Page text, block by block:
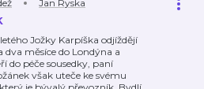
Jan Ryska
Jožky Karpíška odjíždějí
dva měsíce do Londýna a
do péče sousedky, paní
však uteče ke svému